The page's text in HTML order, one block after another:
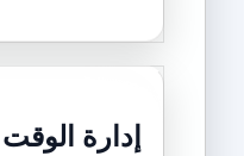
إدارة